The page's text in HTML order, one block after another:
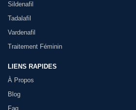
Sildenafil
Tadalafil
Vardenafil
Traitement Féminin
LIENS RAPIDES
À Propos
Blog
Faq